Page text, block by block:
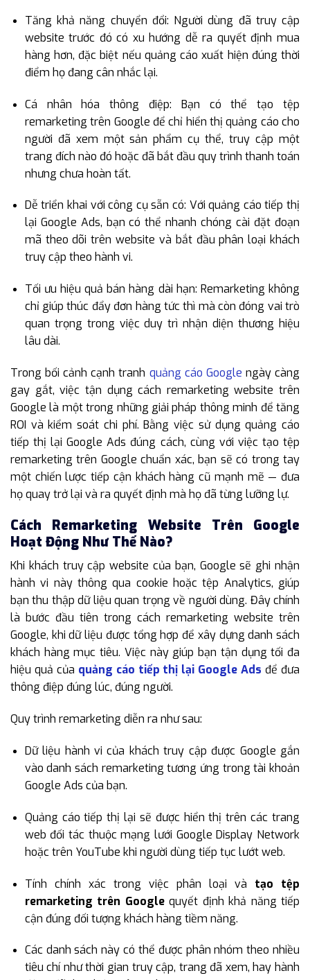
Tăng khả năng chuyển đổi: Người dùng đã truy cập
website trước đó có xu hướng dễ ra quyết định mua
hàng hơn, đặc biệt nếu quảng cáo xuất hiện đúng thời
điểm họ đang cân nhắc lại.
Cá nhân hóa thông điệp: Bạn có thể tạo tệp
remarketing trên Google để chỉ hiển thị quảng cáo cho
người đã xem một sản phẩm cụ thể, truy cập một
trang đích nào đó hoặc đã bắt đầu quy trình thanh toán
nhưng chưa hoàn tất.
Dễ triển khai với công cụ sẵn có: Với quảng cáo tiếp thị
lại Google Ads, bạn có thể nhanh chóng cài đặt đoạn
mã theo dõi trên website và bắt đầu phân loại khách
truy cập theo hành vi.
Tối ưu hiệu quả bán hàng dài hạn: Remarketing không
chỉ giúp thúc đẩy đơn hàng tức thì mà còn đóng vai trò
quan trọng trong việc duy trì nhận diện thương hiệu
lâu dài.
Trong bối cảnh cạnh tranh quảng cáo Google ngày càng
gay gắt, việc tận dụng cách remarketing website trên
Google là một trong những giải pháp thông minh để tăng
ROI và kiểm soát chi phí. Bằng việc sử dụng quảng cáo
tiếp thị lại Google Ads đúng cách, cùng với việc tạo tệp
remarketing trên Google chuẩn xác, bạn sẽ có trong tay
một chiến lược tiếp cận khách hàng cũ mạnh mẽ — đưa
họ quay trở lại và ra quyết định mà họ đã từng lưỡng lự.
Cách Remarketing Website Trên Google
Hoạt Động Như Thế Nào?
Khi khách truy cập website của bạn, Google sẽ ghi nhận
hành vi này thông qua cookie hoặc tệp Analytics, giúp
bạn thu thập dữ liệu quan trọng về người dùng. Đây chính
là bước đầu tiên trong cách remarketing website trên
Google, khi dữ liệu được tổng hợp để xây dựng danh sách
khách hàng mục tiêu. Việc này giúp bạn tận dụng tối đa
hiệu quả của quảng cáo tiếp thị lại Google Ads để đưa
thông điệp đúng lúc, đúng người.
Quy trình remarketing diễn ra như sau:
Dữ liệu hành vi của khách truy cập được Google gắn
vào danh sách remarketing tương ứng trong tài khoản
Google Ads của bạn.
Quảng cáo tiếp thị lại sẽ được hiển thị trên các trang
web đối tác thuộc mạng lưới Google Display Network
hoặc trên YouTube khi người dùng tiếp tục lướt web.
Tính chính xác trong việc phân loại và tạo tệp
remarketing trên Googlequyết định khả năng tiếp
cận đúng đối tượng khách hàng tiềm năng.
Các danh sách này có thể được phân nhóm theo nhiều
tiêu chí như thời gian truy cập, trang đã xem, hay hành